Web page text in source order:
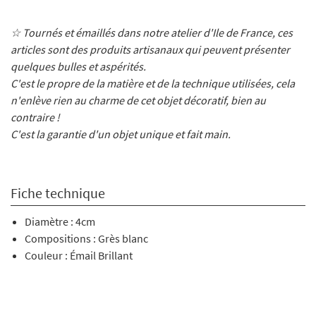
☆ Tournés et émaillés dans notre atelier d'Ile de France, ces
articles sont des produits artisanaux qui peuvent présenter
quelques bulles et aspérités.
C'est le propre de la matière et de la technique utilisées, cela
n'enlève rien au charme de cet objet décoratif, bien au
contraire !
C'est la garantie d'un objet unique et fait main.
Fiche technique
Diamètre : 4cm
Compositions : Grès blanc
Couleur : Émail Brillant